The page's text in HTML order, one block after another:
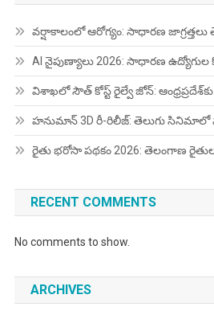
వర్షాకాలంలో ఆరోగ్యం: సాధారణ జాగ్రత్తలు
AI నైపుణ్యాలు 2026: సాధారణ
విశాఖలో సౌత్ కోస్ట్ రైల్వే జోన్:
హనుమాన్ 3D రీ-రిలీజ్: తెలుగు
రైతు భరోసా పథకం 2026: తెలంగాణ
RECENT COMMENTS
No comments to show.
ARCHIVES